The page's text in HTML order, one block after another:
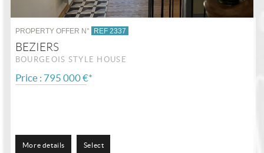
PROPERTY OFFER N° REF 2337
BEZIERS
BOURGEOIS STYLE HOUSE
Price : 795 000 €*
More details Select